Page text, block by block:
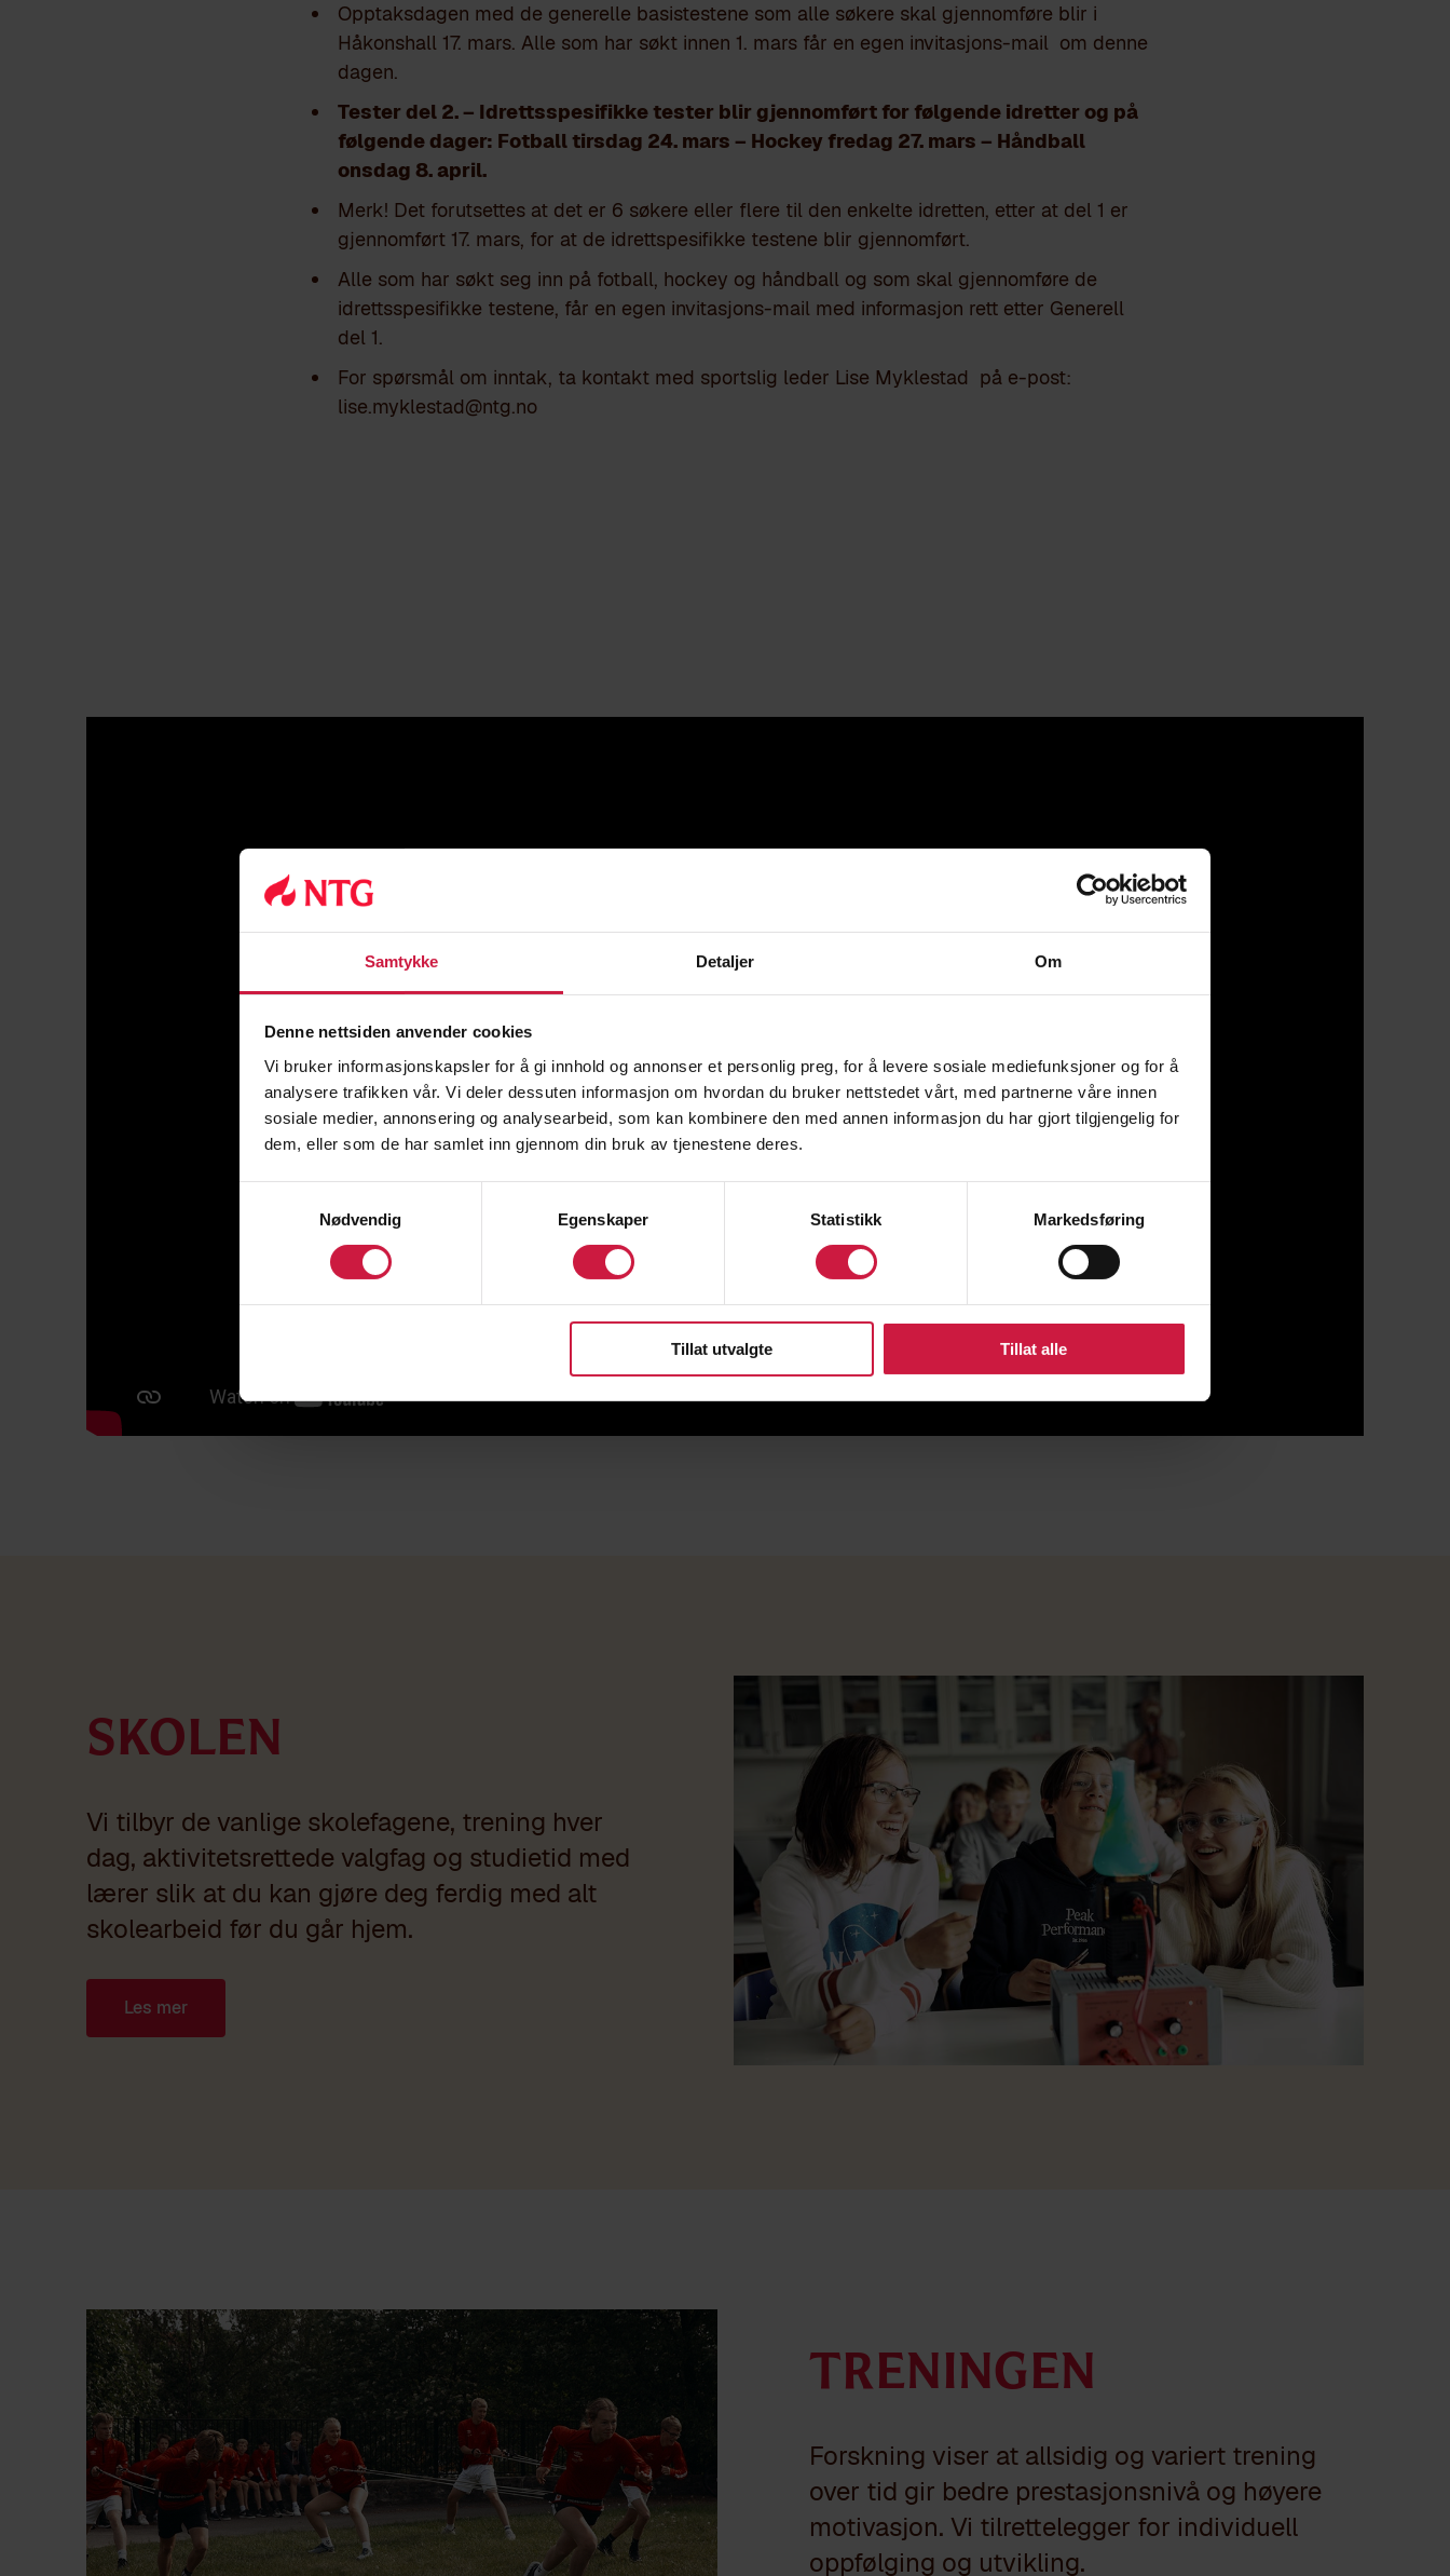
Samtykke Detaljer Om
Denne nettsiden anvender cookies
Vi bruker informasjonskapsler for å gi innhold og annonser et personlig preg, for å levere sosiale mediefunksjoner og for å
analysere trafikken vår. Vi deler dessuten informasjon om hvordan du bruker nettstedet vårt, med partnerne våre innen
sosiale medier, annonsering og analysearbeid, som kan kombinere den med annen informasjon du har gjort tilgjengelig for
dem, eller som de har samlet inn gjennom din bruk av tjenestene deres.
Nødvendig
Egenskaper Statistikk Markedsføring
Tillat utvalgte Tillat alle
Opptaksdagen med de generelle basistestene som alle søkere skal gjennomføre blir i
Håkonshall 17. mars. Alle som har søkt innen 1. mars får en egen invitasjons-mail om denne
dagen.
Tester del 2. – Idrettsspesifikke tester blir gjennomført for følgende idretter og på
følgende dager: Fotball tirsdag 24. mars – Hockey fredag 27. mars – Håndball
onsdag 8. april.
Merk! Det forutsettes at det er 6 søkere eller flere til den enkelte idretten, etter at del 1 er
gjennomført 17. mars, for at de idrettspesifikke testene blir gjennomført.
Alle som har søkt seg inn på fotball, hockey og håndball og som skal gjennomføre de
idrettsspesifikke testene, får en egen invitasjons-mail med informasjon rett etter Generell
del 1.
For spørsmål om inntak, ta kontakt med sportslig leder Lise Myklestad på e-post:
lise.myklestad@ntg.no
Skolen
Vi tilbyr de vanlige skolefagene, trening hver
dag, aktivitetsrettede valgfag og studietid med
lærer slik at du kan gjøre deg ferdig med alt
skolearbeid før du går hjem.
Les mer
Treningen
Forskning viser at allsidig og variert trening
over tid gir bedre prestasjonsnivå og høyere
motivasjon. Vi tilrettelegger for individuell
oppfølging og utvikling.